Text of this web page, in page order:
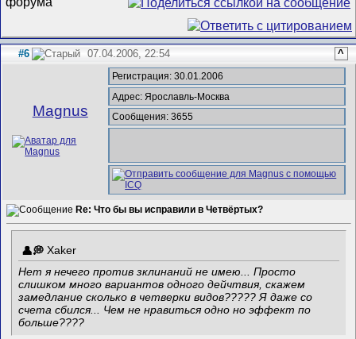
#6 07.04.2006, 22:54 ^
Magnus
Регистрация: 30.01.2006
Адрес: Ярославль-Москва
Сообщения: 3655
Re: Что бы вы исправили в Четвёртых?
Xaker
Нет я нечего против зклинаний не имею... Просто
слишком много вариантов одного дейчтвия, скажем
замедлание сколько в четверки видов????? Я даже со
счета сбился... Чем не нравиться одно но эффект по
больше????